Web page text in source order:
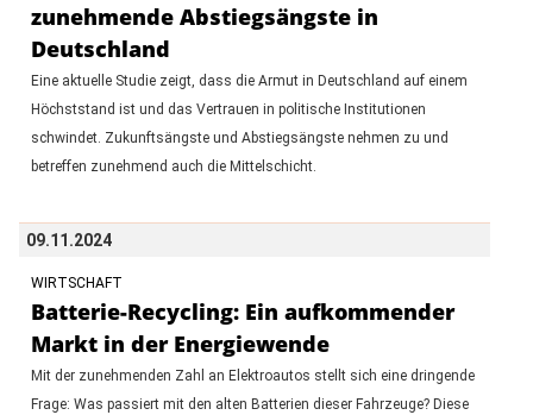
zunehmende Abstiegsängste in
Deutschland
Eine aktuelle Studie zeigt, dass die Armut in Deutschland auf einem
Höchststand ist und das Vertrauen in politische Institutionen
schwindet. Zukunftsängste und Abstiegsängste nehmen zu und
betreffen zunehmend auch die Mittelschicht.
09.11.2024
WIRTSCHAFT
Batterie-Recycling: Ein aufkommender
Markt in der Energiewende
Mit der zunehmenden Zahl an Elektroautos stellt sich eine dringende
Frage: Was passiert mit den alten Batterien dieser Fahrzeuge? Diese